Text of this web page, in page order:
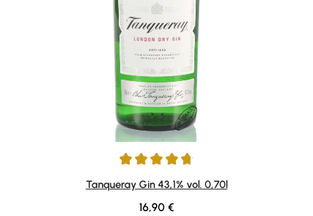
Tanqueray Gin 43,1% vol. 0,70l
Regular price:
16,90 €